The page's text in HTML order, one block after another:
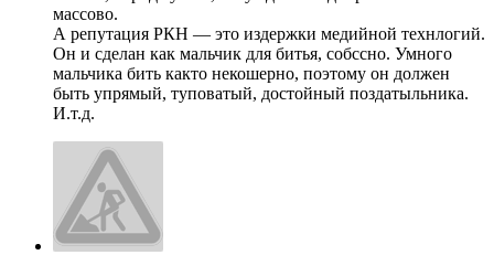
массово.
А репутация РКН — это издержки медийной технлогий.
Он и сделан как мальчик для битья, собссно. Умного
мальчика бить както некошерно, поэтому он должен
быть упрямый, туповатый, достойный поздатыльника.
И.т.д.